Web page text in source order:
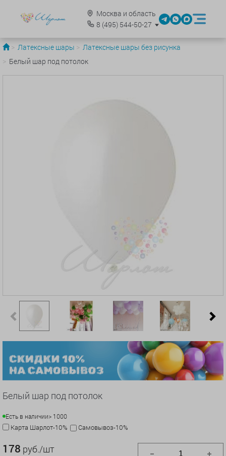
Москва и область
8 (495)544-50-27
Латексные шары
Латексные шары без рисунка
Белый шар под потолок
Previous
Белый шар под потолок
Есть в наличии> 1000
Карта Шарлот-10% Самовывоз-10%
178 руб./шт